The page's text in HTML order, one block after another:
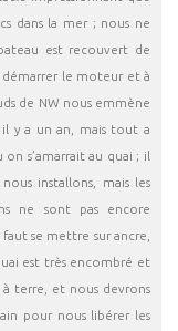
dans la mer ; nous ne
est recouvert de
démarrer le moteur et à
de NW nous emmène
il y a un an, mais tout a
s’amarrait au quai ; il
installons, mais les
ne sont pas encore
se mettre sur ancre,
est très encombré et
terre, et nous devrons
pour nous libérer les